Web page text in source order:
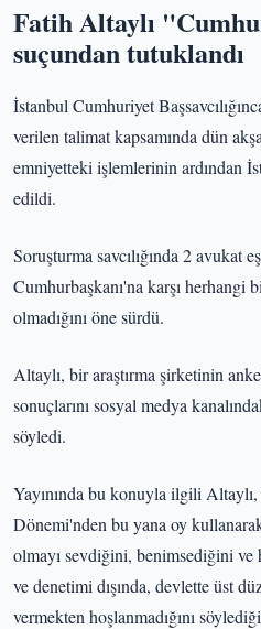
Fatih Altaylı
suçundan tutuklandı
İstanbul Cumhuriyet
verilen talimat kapsamında dün
emniyetteki işlemlerinin ardından
edildi.
Soruşturma savcılığında 2 avukat
Cumhurbaşkanı'na karşı herhangi
olmadığını öne sürdü.
Altaylı, bir araştırma şirketinin
sonuçlarını sosyal medya
söyledi.
Yayınında bu konuyla ilgili
Dönemi'nden bu yana oy
olmayı sevdiğini, benimsediğini
ve denetimi dışında, devlette üst
vermekten hoşlanmadığını